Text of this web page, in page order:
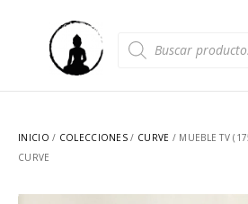
de
productos
INICIO / COLECCIONES / CURVE / MUEBLE TV
CURVE